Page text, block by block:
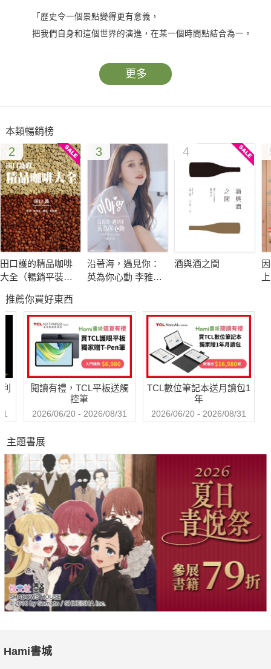
「歷史令一個景點變得更有意義，
把我們自身和這個世界的演進，在某一個時間點結合為一。
隨處可以找到那古往今來的時光隧道之入口。」──工頭堅
‧下鴨神社、伏見稻荷大社，和最早的京都氏族有何淵源？
‧清水寺、平安神宮等經典景點，因什麼時空背景而登場？
‧嵐山、宇治等名場所，承載了哪些王室貴族的故事？
‧二条城之外，戰國群雄的野心還留存在哪些地點？
‧京瓷、任天堂、新風館，呈現出近、現代京都的什麼魅
力？
旅行長工頭堅多次遊訪京都，深深感受這座城市的節氣、氣
氛、氣質。為了回應自己身為旅人對這迷人古都的好奇，醉心歷
歷經多次戰亂、天災，卻一再如浴火鳳凰煥然新生，始終保持從
容底氣。
工頭堅以時期為次序，串接起旅人耳熟的各色名勝，一一探
尋千年古風底蘊，亦不忘在旅行中體會現代時尚魅力。這趟京都
身世之旅，從平安京前的先民氏族與神話開始，貫穿奠定重要基
明治維新之後的現代風貌，帶你看見今日景致，如何在時間甬道
中發展成形；而各色具足輕重的歷史要角，亦紛紛現身登場。
本書是工頭堅走讀京都一千三百多年的紀行，也是一份為所
有旅人開展時光旅行的請帖：邀請你以此為起點，走進你自己的
京都時光。
本書特色
◆京都行更深刻、更精彩：七十多處經典與時尚名所，定
番、時興並存，滿足不同選擇。
◆京都史入門首選！親切易懂、深入淺出，只讀這本，就能
◆實用便捷的線上地圖，全書景點全都設好定位，實地巡訪
更多
本類暢銷榜
2
田口護的精品咖啡
大全（暢銷平裝
3
沿著海，遇見你：
英為你心動 李雅英
4
酒與酒之間
推薦你買好東西
閱讀有禮，TCL平板送觸
控筆
2026/06/20 - 2026/08/31
TCL數位筆記本送月讀包1
年
2026/06/20 - 2026/08/31
主題書展
Hami書城